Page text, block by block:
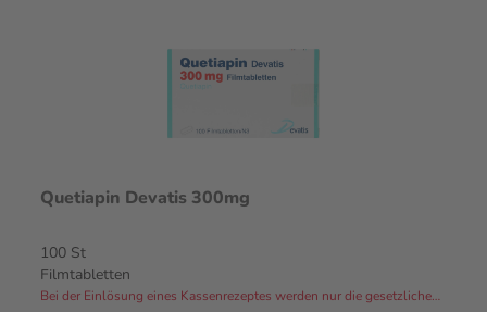
Quetiapin Devatis 300mg
100 St
Filmtabletten
Bei der Einlösung eines Kassenrezeptes werden nur die gesetzlichen Zuzahlungen und Eigenanteile in Rechnung gestellt.⁴